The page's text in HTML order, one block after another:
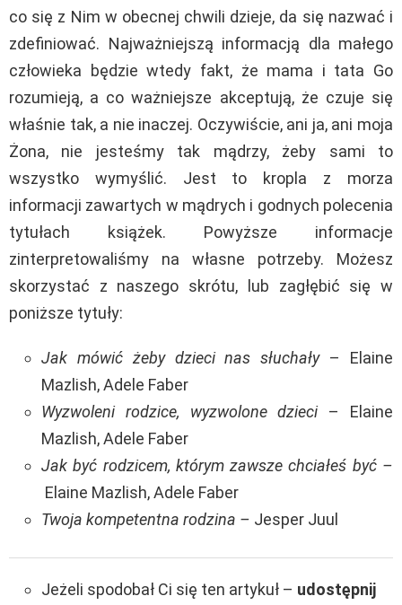
co się z Nim w obecnej chwili dzieje, da się nazwać i
zdefiniować. Najważniejszą informacją dla małego
człowieka będzie wtedy fakt, że mama i tata Go
rozumieją, a co ważniejsze akceptują, że czuje się
właśnie tak, a nie inaczej. Oczywiście, ani ja, ani moja
Żona, nie jesteśmy tak mądrzy, żeby sami to
wszystko wymyślić. Jest to kropla z morza
informacji zawartych w mądrych i godnych polecenia
tytułach książek. Powyższe informacje
zinterpretowaliśmy na własne potrzeby. Możesz
skorzystać z naszego skrótu, lub zagłębić się w
poniższe tytuły:
Jak mówić żeby dzieci nas słuchały – Elaine
Mazlish, Adele Faber
Wyzwoleni rodzice, wyzwolone dzieci– Elaine
Mazlish, Adele Faber
Jak być rodzicem, którym zawsze chciałeś być –
Elaine Mazlish, Adele Faber
Twoja kompetentna rodzina – Jesper Juul
Jeżeli spodobał Ci się ten artykuł – udostępnij